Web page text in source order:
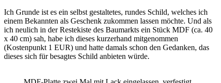
Ich Grunde ist es ein selbst gestaltetes, rundes Schild, welches ich
einem Bekannten als Geschenk zukommen lassen möchte. Und als
ich neulich in der Restekiste des Baumarkts ein Stück MDF (ca. 40
x 40 cm) sah, habe ich dieses kurzerhand mitgenommen
(Kostenpunkt 1 EUR) und hatte damals schon den Gedanken, das
dieses sich für besagtes Schild anbieten würde.